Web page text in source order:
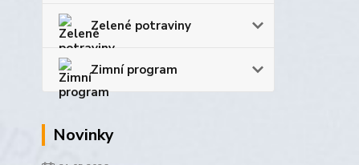
Zelené potraviny
Zimní program
Novinky